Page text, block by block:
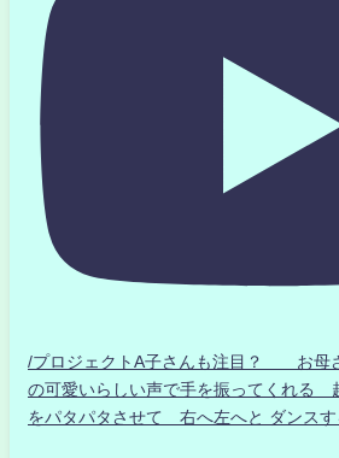
/プロジェクトA子さんも注目？ お母
の可愛いらしい声で手を振ってくれる
をパタパタさせて 右へ左へと ダンスす